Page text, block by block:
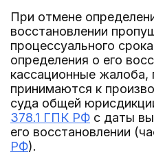
При отмене
восстановлении
процессуального
определения о его
кассационные жалоба,
принимаются к
суда общей
378.1 ГПК РФ с даты
его восстановлении
РФ).